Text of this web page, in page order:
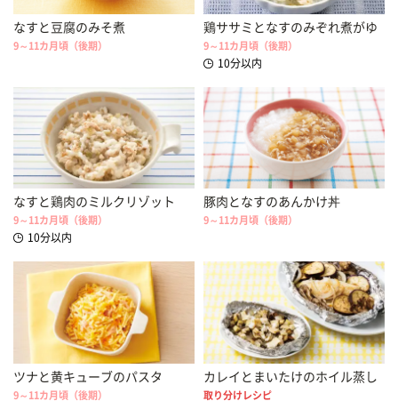
なすと豆腐のみそ煮
9～11カ月頃（後期）
鶏ササミとなすのみぞれ煮がゆ
9～11カ月頃（後期）
10分以内
なすと鶏肉のミルクリゾット
9～11カ月頃（後期）
10分以内
豚肉となすのあんかけ丼
9～11カ月頃（後期）
ツナと黄キューブのパスタ
9～11カ月頃（後期）
カレイとまいたけのホイル蒸し
取り分けレシピ